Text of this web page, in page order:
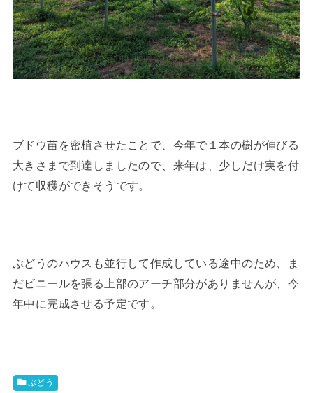
ブドウ苗を密植させたことで、今年で１本の樹が伸びる
大きさまで到達しましたので、来年は、少しだけ実を付
けて収穫ができそうです。
ぶどうのハウスも並行して作成している途中のため、ま
だビニールを張る上部のアーチ部分がありませんが、今
年中に完成させる予定です。
ぶどう